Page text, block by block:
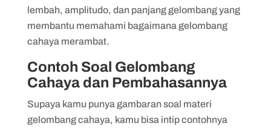
lembah, amplitudo, dan panjang gelombang yang
membantu memahami bagaimana gelombang
cahaya merambat.
Contoh Soal Gelombang
Cahaya dan Pembahasannya
Supaya kamu punya gambaran soal materi
gelombang cahaya, kamu bisa intip contohnya